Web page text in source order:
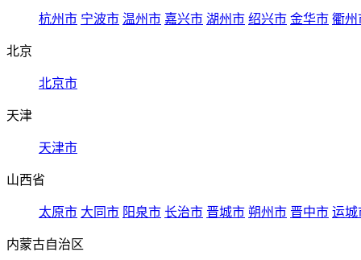
杭州市 宁波市 温州市 嘉兴市 湖州市 绍兴市 金华市 衢州
北京
北京市
天津
天津市
山西省
太原市 大同市 阳泉市 长治市 晋城市 朔州市 晋中市 运城
内蒙古自治区